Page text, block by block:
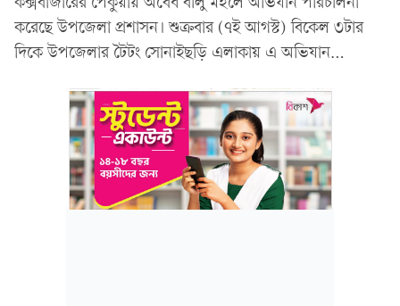
কক্সবাজারের পেকুয়ায় অবৈধ বালু মহলে অভিযান পরিচালনা
করেছে উপজেলা প্রশাসন। শুক্রবার (৭ই আগস্ট) বিকেল ৩টার
দিকে উপজেলার টৈটং সোনাইছড়ি এলাকায় এ অভিযান
মেশিন এবং পাইপ জব্দ করা হয়েছে। সূত্র জানায়, পেকুয়া
উপজেলার টৈটং সোনাইছড়ি এলাকায় আব্দু নবী এবং ফারুক
নামের দুই ব্যক্তি অবৈধ পন্থায় বালি উত্তোলনের খবরে অভিযানে
যায় উপজেলা প্রশাসন। স্থানীয়দের দাবী, অবৈধ বালু উত্তোলনের
ফলে নদী ভাঙন, রাস্তাঘাট নষ্টসহ পরিবেশের ব্যাপক বিপর্যয়